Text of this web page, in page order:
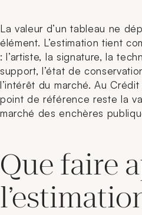
La valeur d’un tableau ne
élément. L’estimation tient
: l’artiste, la signature, la
support, l’état de
l’intérêt du marché. Au
point de référence reste la
marché des enchères
Que faire